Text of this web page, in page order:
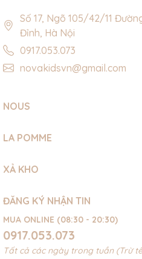
Số 17, Ngõ 105/42/11
Đỉnh, Hà Nội
0917.053.073
novakidsvn@gmail.com
NOUS
LA POMME
XẢ KHO
ĐĂNG KÝ NHẬN TIN
MUA ONLINE (08:30 - 20:30)
0917.053.073
Tất cả các ngày trong tuần (Trừ